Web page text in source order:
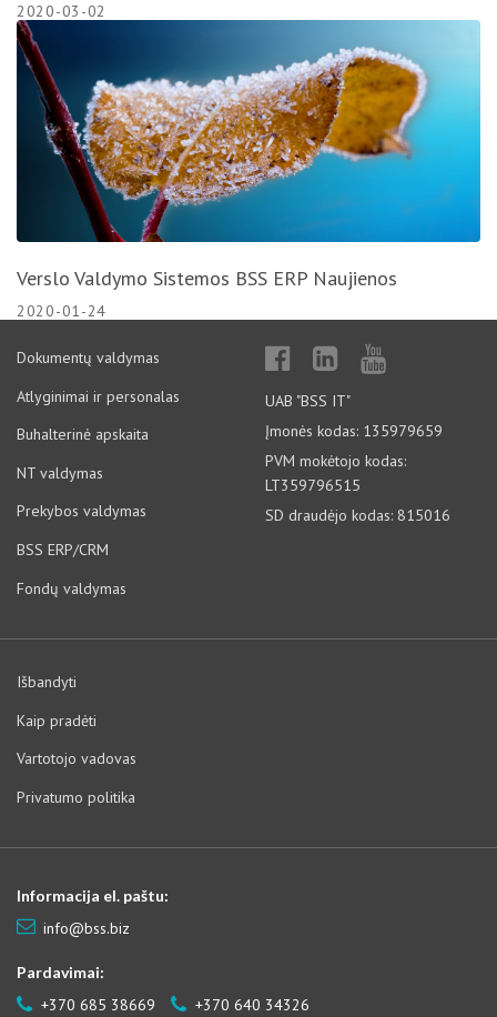
2020-03-02
Verslo Valdymo Sistemos BSS ERP Naujienos
2020-01-24
Dokumentų valdymas
Atlyginimai ir personalas
Buhalterinė apskaita
NT valdymas
Prekybos valdymas
BSS ERP/CRM
Fondų valdymas
UAB "BSS IT"
Įmonės kodas: 135979659
PVM mokėtojo kodas:
LT359796515
SD draudėjo kodas: 815016
Išbandyti
Kaip pradėti
Vartotojo vadovas
Privatumo politika
Informacija el. paštu:
info@bss.biz
Pardavimai:
+370 685 38669 +370 640 34326